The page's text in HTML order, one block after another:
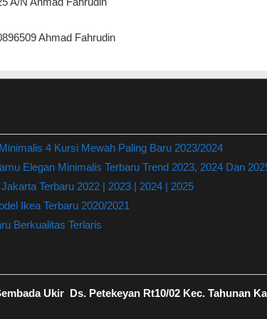
Ahmad Fahrudin
4 Kursi Mewah Paling Baru 2023/2024
Elegan Minimalis Terbaru Trend 2023, 2024 Dan
Terbaru 2022 | 2023 | 2024 | 2025
Ikea Terbaru 2020/2021
Berkualitas Terlaris
Ukir Ds. Petekeyan Rt10/02 Kec. Tahunan